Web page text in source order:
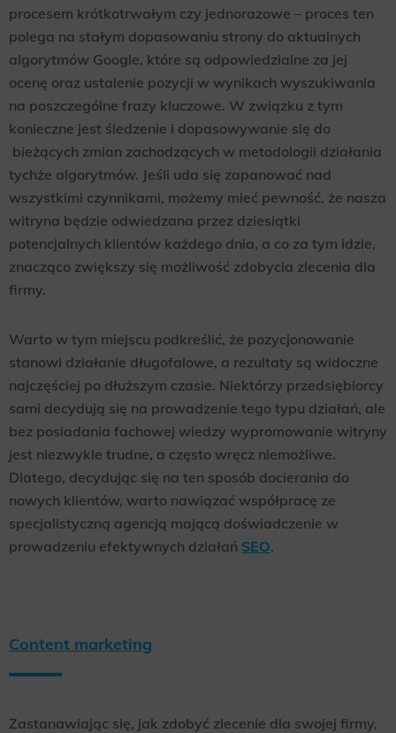
procesem krótkotrwałym czy jednorazowe – proces ten
polega na stałym dopasowaniu strony do aktualnych
algorytmów Google, które są odpowiedzialne za jej
ocenę oraz ustalenie pozycji w wynikach wyszukiwania
na poszczególne frazy kluczowe. W związku z tym
konieczne jest śledzenie i dopasowywanie się do
bieżących zmian zachodzących w metodologii działania
tychże algorytmów. Jeśli uda się zapanować nad
wszystkimi czynnikami, możemy mieć pewność, że nasza
witryna będzie odwiedzana przez dziesiątki
potencjalnych klientów każdego dnia, a co za tym idzie,
znacząco zwiększy się możliwość zdobycia zlecenia dla
firmy.
Warto w tym miejscu podkreślić, że pozycjonowanie
stanowi działanie długofalowe, a rezultaty są widoczne
najczęściej po dłuższym czasie. Niektórzy przedsiębiorcy
sami decydują się na prowadzenie tego typu działań, ale
bez posiadania fachowej wiedzy wypromowanie witryny
jest niezwykle trudne, a często wręcz niemożliwe.
Dlatego, decydując się na ten sposób docierania do
nowych klientów, warto nawiązać współpracę ze
specjalistyczną agencją mającą doświadczenie w
prowadzeniu efektywnych działań SEO.
Content marketing
Zastanawiając się, jak zdobyć zlecenie dla swojej firmy,